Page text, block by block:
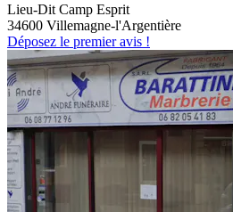
Lieu-Dit Camp Esprit
34600 Villemagne-l'Argentière
Déposez le premier avis !